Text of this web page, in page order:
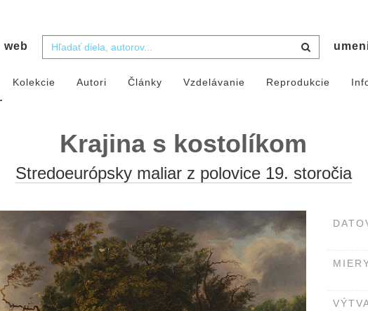
web
Kolekcie Autori Články Vzdelávanie Reprodukcie
Krajina s kostolíkom
Stredoeurópsky maliar z polovice 19. storočia